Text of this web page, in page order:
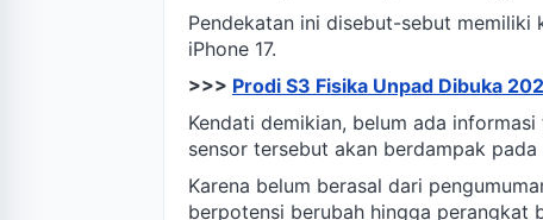
Pendekatan ini disebut-sebut
iPhone 17.
>>> Prodi S3 Fisika Unpad Dibuka
Kendati demikian, belum ada
sensor tersebut akan berdampak
Karena belum berasal dari
berpotensi berubah hingga perangkat